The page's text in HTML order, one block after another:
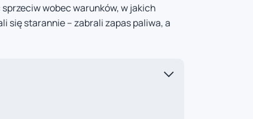
wobec warunków, w jakich
się starannie – zabrali zapas paliwa, a